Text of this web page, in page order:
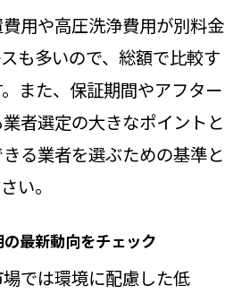
ドごとの外壁塗装の違い
メンテナンスの進め方ま
補修で長持ちさせるメン
アフターケアが重要な理
用や高圧洗浄費用が別料金
も多いので、総額で比較す
また、保証期間やアフター
者選定の大きなポイントと
る業者を選ぶための基準と
い。
最新動向をチェック
では環境に配慮した低